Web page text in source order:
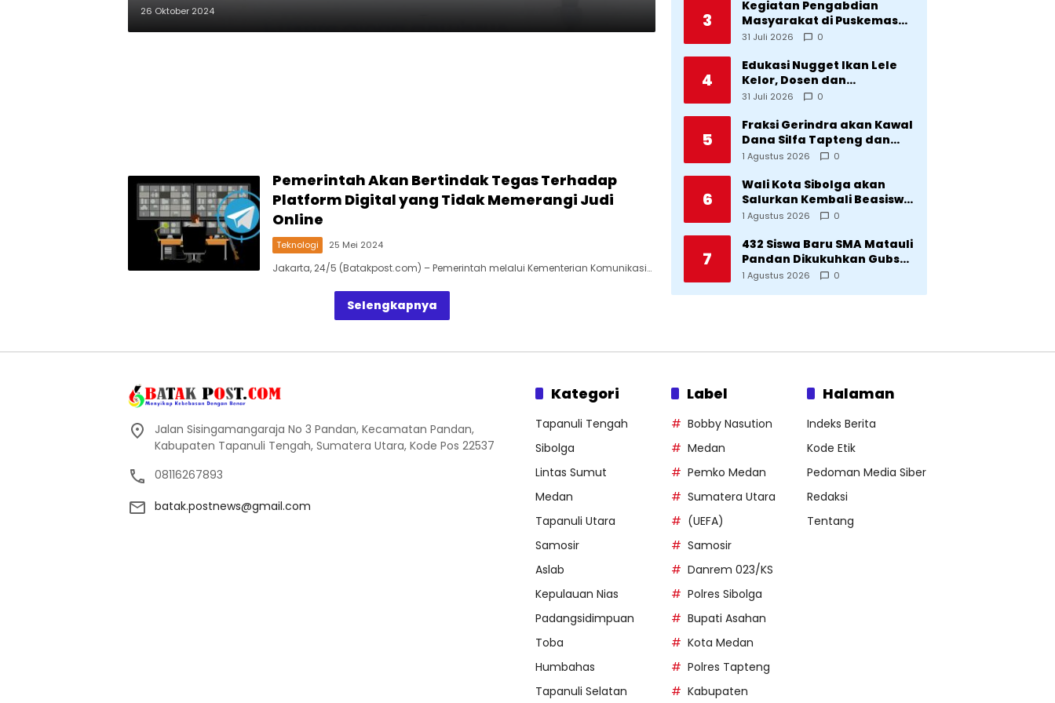
26 Oktober 2024
Pemerintah Akan Bertindak Tegas Terhadap
Platform Digital yang Tidak Memerangi Judi
Online
Teknologi 25 Mei 2024
Jakarta, 24/5 (Batakpost.com) – Pemerintah melalui Kementerian Komunikasi…
Selengkapnya
3
Kegiatan Pengabdian
Masyarakat di Puskemas
Sitadatada
31 Juli 2026 0
4
Edukasi Nugget Ikan Lele
Kelor, Dosen dan
Mahasiswa Dorong
Desa Silangkitang
Kecamatan Pahae Jae
31 Juli 2026 0
5
Fraksi Gerindra akan Kawal
Dana Silfa Tapteng dan
TKD Rp298 Miliar: Jangan
dan Provinsi Diklaim
Kerjaan Tapteng
1 Agustus 2026 0
6
Wali Kota Sibolga akan
Salurkan Kembali Beasiswa
Rp1 Miliar: Diproritaskan
Bencana
1 Agustus 2026 0
7
432 Siswa Baru SMA Matauli
Pandan Dikukuhkan Gubsu:
32 Tahun Matauli Cetak
1 Agustus 2026 0
Jalan Sisingamangaraja No 3 Pandan, Kecamatan Pandan,
Kabupaten Tapanuli Tengah, Sumatera Utara, Kode Pos 22537
08116267893
batak.postnews@gmail.com
Kategori
Tapanuli Tengah
Sibolga
Lintas Sumut
Medan
Tapanuli Utara
Samosir
Aslab
Kepulauan Nias
Padangsidimpuan
Toba
Humbahas
Tapanuli Selatan
Label
Bobby Nasution
Medan
Pemko Medan
Sumatera Utara
(UEFA)
Samosir
Danrem 023/KS
Polres Sibolga
Bupati Asahan
Kota Medan
Polres Tapteng
Kabupaten
Halaman
Indeks Berita
Kode Etik
Pedoman Media Siber
Redaksi
Tentang